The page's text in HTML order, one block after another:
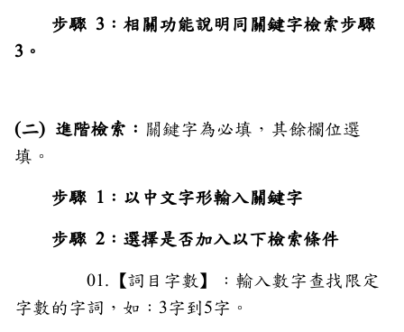
步驟 3：相關功能說明同關鍵字檢索步驟
3。
(二) 進階檢索： 關鍵字為必填，其餘欄位選
填。
步驟 1：以中文字形輸入關鍵字
步驟 2：選擇是否加入以下檢索條件
01.【詞目字數】：輸入數字查找限定
字數的字詞，如：3字到5字。